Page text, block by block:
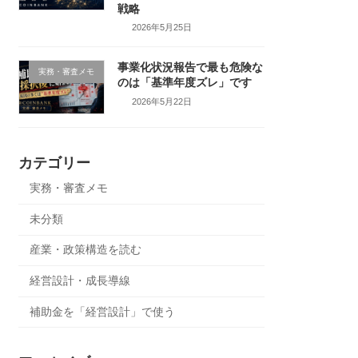
戦略
2026年5月25日
実務・審査メモ
事業化状況報告で最も危険な
のは「基準年度ズレ」です
2026年5月22日
カテゴリー
実務・審査メモ
未分類
産業・政策構造を読む
経営設計・成長導線
補助金を「経営設計」で使う